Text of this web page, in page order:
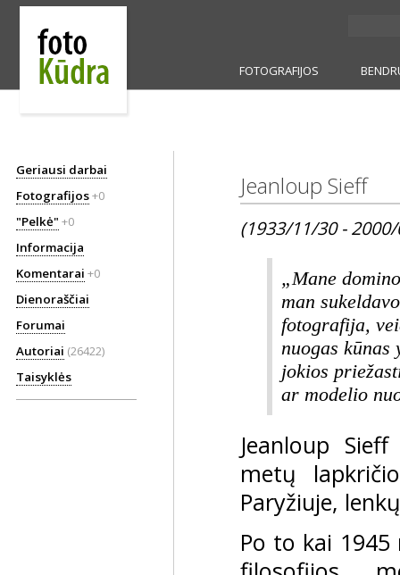
FOTOGRAFIJOS
Geriausi darbai
Fotografijos+0
"Pelkė" +0
Informacija
Komentarai +0
Dienoraščiai
Forumai
Autoriai (26422)
Taisyklės
Jeanloup Sieff
(1933/11/30 -
„Mane
man
fotografija,
nuogas kūnas
jokios
ar modelio
Jeanloup
metų
Paryžiuje,
Po to kai